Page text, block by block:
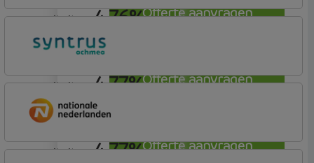
Offerte aanvragen
4,76%
Offerte aanvragen
annuiteit
4,77%
Offerte aanvragen
Tulp Riant Hypotheek
annuiteit
4,77%
Basis
annuiteit